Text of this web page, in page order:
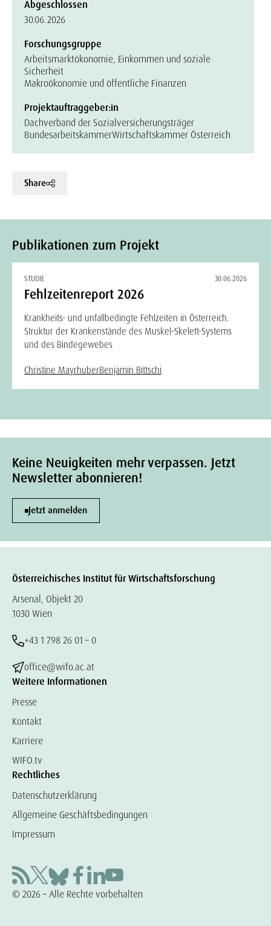
Abgeschlossen
30.06.2026
Forschungsgruppe
Arbeitsmarktökonomie, Einkommen und soziale
Sicherheit
Makroökonomie und öffentliche Finanzen
Projektauftraggeber:in
Dachverband der Sozialversicherungsträger
BundesarbeitskammerWirtschaftskammer Österreich
Share
Publikationen zum Projekt
STUDIE 30.06.2026
Fehlzeitenreport 2026
Krankheits- und unfallbedingte Fehlzeiten in Österreich.
Struktur der Krankenstände des Muskel-Skelett-Systems
und des Bindegewebes
Christine MayrhuberBenjamin Bittschi
Keine Neuigkeiten mehr verpassen. Jetzt
Newsletter abonnieren!
Jetzt anmelden
Österreichisches Institut für Wirtschaftsforschung
Arsenal, Objekt 20
1030 Wien
+43 1 798 26 01 – 0
office@wifo.ac.at
Weitere Informationen
Presse
Kontakt
Karriere
WIFO.tv
Rechtliches
Datenschutzerklärung
Allgemeine Geschäftsbedingungen
Impressum
© 2026 – Alle Rechte vorbehalten